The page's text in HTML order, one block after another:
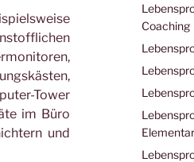
Tower
im Büro
und
Coaching